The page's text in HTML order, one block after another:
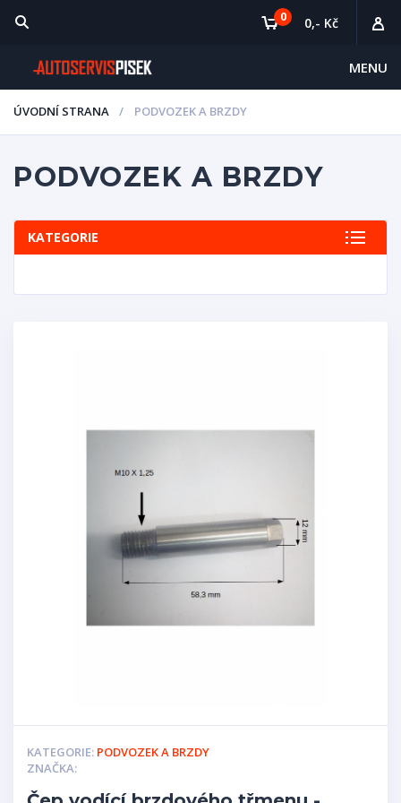
MENU
0 0,- Kč
ÚVODNÍ STRANA PODVOZEK A BRZDY
PODVOZEK A BRZDY
KATEGORIE
KATEGORIE: PODVOZEK A BRZDY
ZNAČKA: